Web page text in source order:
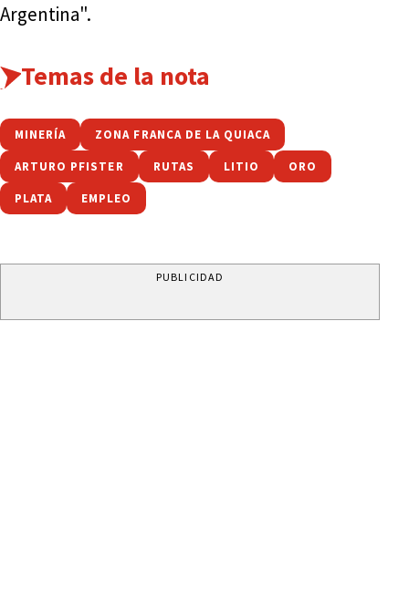
Argentina".
Temas de la nota
MINERÍA ZONA FRANCA DE LA QUIACA
ARTURO PFISTER RUTAS LITIO ORO
PLATA EMPLEO
PUBLICIDAD